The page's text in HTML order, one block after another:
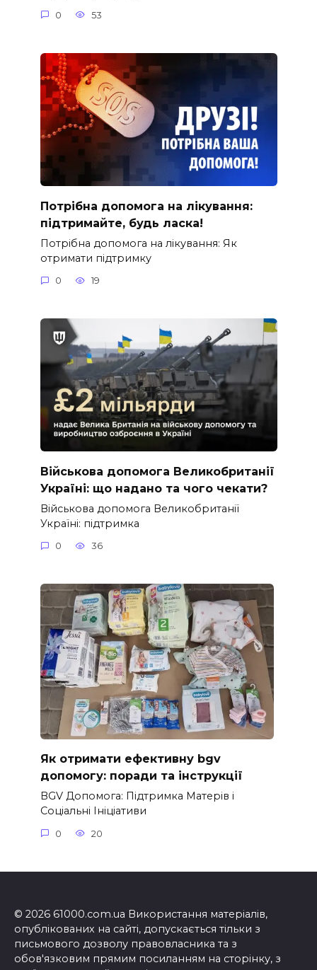
0 53
Потрібна допомога на лікування:
підтримайте, будь ласка!
Потрібна допомога на лікування: Як
отримати підтримку
0 19
Військова допомога Великобританії
Україні: що надано та чого чекати?
Військова допомога Великобританії
Україні: підтримка
0 36
Як отримати ефективну bgv
допомогу: поради та інструкції
BGV Допомога: Підтримка Матерів і
Соціальні Ініціативи
0 20
© 2026 61000.com.ua Використання матеріалів,
опублікованих на сайті, допускається тільки з
письмового дозволу правовласника та з
обов'язковим прямим посиланням на сторінку, з